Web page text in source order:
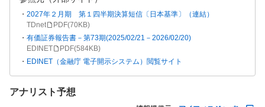
2027年２月期 第１四半期決算短信〔日本基準〕（連結）
TDnet
PDF(70KB)
有価証券報告書－第73期(2025/02/21－2026/02/20)
EDINET
PDF(584KB)
EDINET（金融庁 電子開示システム）閲覧サイト
アナリスト予想